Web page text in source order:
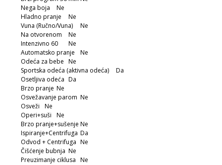
Nega boja
Ne
Hladno pranje
Ne
Vuna (Ručno/Vuna)
Ne
Na otvorenom
Ne
Intenzivno 60
Ne
Automatsko pranje
Ne
Odeća za bebe Ne
Sportska odeća (aktivna odeća)
Da
Osetljiva odeća Da
Brzo pranje Ne
Osvežavanje parom Ne
Osveži
Ne
Operi+suši
Ne
Brzo pranje+sušenje Ne
Ispiranje+Centrifuga Da
Odvod + Centrifuga Ne
Čišćenje bubnja Ne
Preuzimanje ciklusa Ne